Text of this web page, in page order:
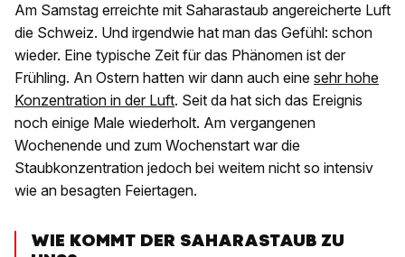
Am Samstag erreichte mit Saharastaub angereicherte Luft
die Schweiz. Und irgendwie hat man das Gefühl: schon
wieder. Eine typische Zeit für das Phänomen ist der
Frühling. An Ostern hatten wir dann auch eine sehr hohe
Konzentration in der Luft. Seit da hat sich das Ereignis
noch einige Male wiederholt. Am vergangenen
Wochenende und zum Wochenstart war die
Staubkonzentration jedoch bei weitem nicht so intensiv
wie an besagten Feiertagen.
WIE KOMMT DER SAHARASTAUB ZU